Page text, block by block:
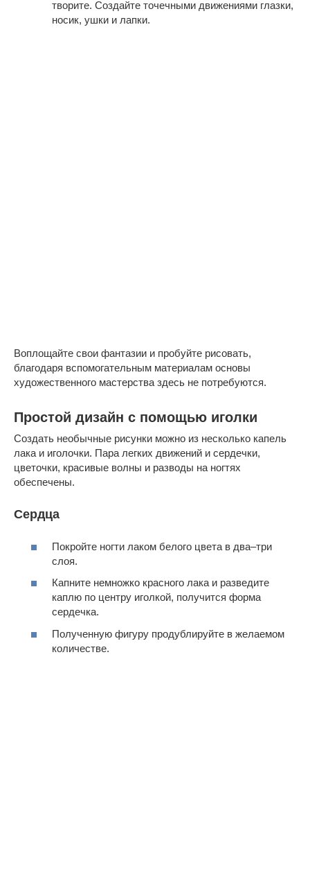
творите. Создайте точечными движениями глазки,
носик, ушки и лапки.
Воплощайте свои фантазии и пробуйте рисовать,
благодаря вспомогательным материалам основы
художественного мастерства здесь не потребуются.
Простой дизайн с помощью иголки
Создать необычные рисунки можно из несколько капель
лака и иголочки. Пара легких движений и сердечки,
цветочки, красивые волны и разводы на ногтях
обеспечены.
Сердца
Покройте ногти лаком белого цвета в два–три
слоя.
Капните немножко красного лака и разведите
каплю по центру иголкой, получится форма
сердечка.
Полученную фигуру продублируйте в желаемом
количестве.